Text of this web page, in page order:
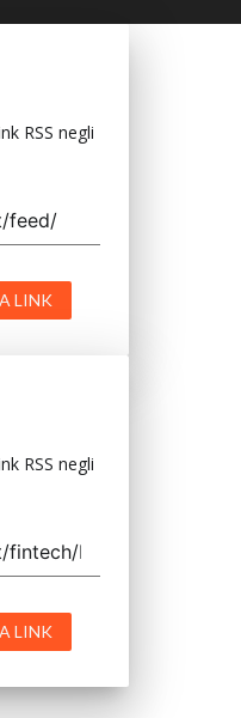
RSS negli
LINK
RSS negli
LINK